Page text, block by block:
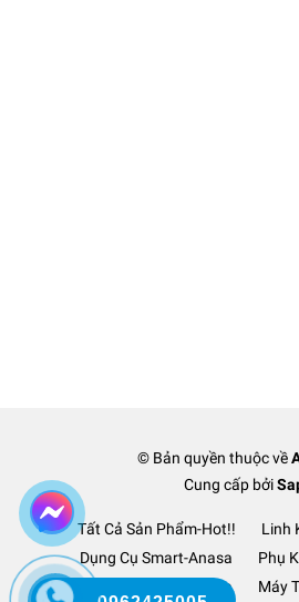
© Bản quyền thuộc về
Cung cấp bởi
Tất Cả Sản Phẩm-Hot!!
Linh
Dụng Cụ Smart-Anasa
Phụ
Ô Tô Xe Hơi TM-Anasa
Máy